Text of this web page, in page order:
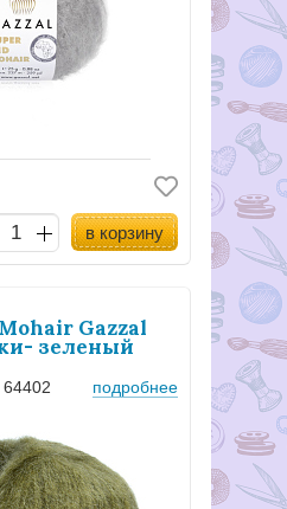
в корзину
Gazzal
зеленый
64402 подробнее